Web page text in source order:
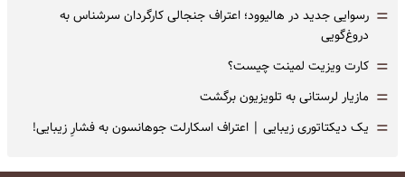
= رسوایی جدید در هالیوود؛ اعتراف جنجالی کارگردان سرشناس به
دروغ‌گویی
= کارت ویزیت لمینت چیست؟
= مازیار لرستانی به تلویزیون برگشت
= یک دیکتاتوری زیبایی | اعتراف اسکارلت جوهانسون به فشارِ زیبایی!